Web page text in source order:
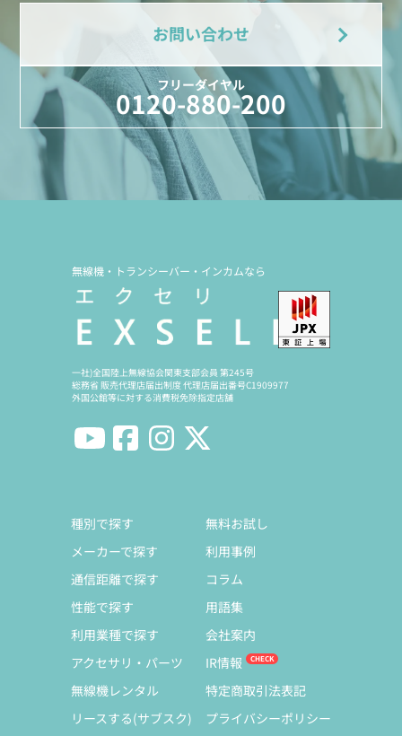
お問い合わせ
フリーダイヤル
0120-880-200
無線機・トランシーバー・インカムなら
一社)全国陸上無線協会関東支部会員 第245号
総務省 販売代理店届出制度 代理店届出番号C1909977
外国公館等に対する消費税免除指定店舗
種別で探す
メーカーで探す
通信距離で探す
性能で探す
利用業種で探す
アクセサリ・パーツ
無線機レンタル
リースする(サブスク)
無料お試し
利用事例
コラム
用語集
会社案内
IR情報
特定商取引法表記
プライバシーポリシー